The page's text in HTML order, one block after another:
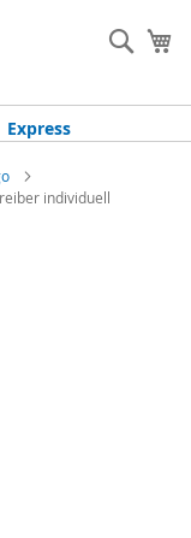
Express
individuell